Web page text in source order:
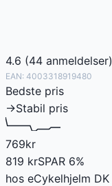
4.6 (44 anmeldelser)
EAN: 4003318919480
Bedste pris
→Stabil pris
769kr
819 krSPAR 6%
hos eCykelhjelm DK